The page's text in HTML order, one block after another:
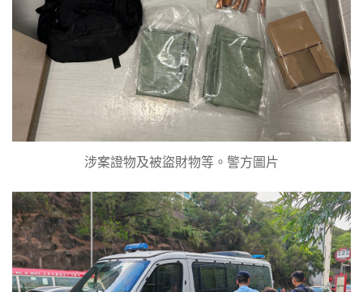
涉案證物及被盜財物等。警方圖片